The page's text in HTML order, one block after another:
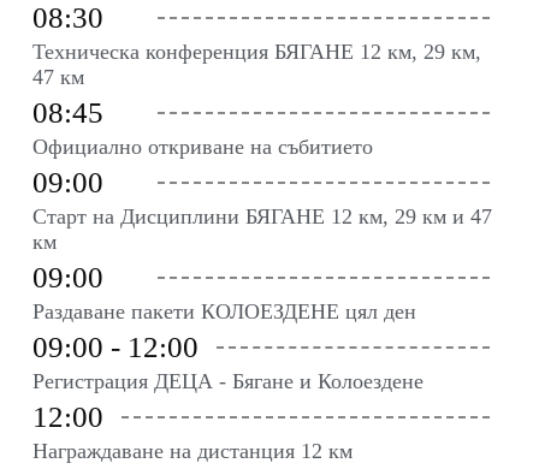
08:30
Техническа конференция БЯГАНЕ 12 км, 29 км,
47 км
08:45
Официално откриване на събитието
09:00
Старт на Дисциплини БЯГАНЕ 12 км, 29 км и 47
км
09:00
Раздаване пакети КОЛОЕЗДЕНЕ цял ден
09:00 - 12:00
Регистрация ДЕЦА - Бягане и Колоездене
12:00
Награждаване на дистанция 12 км